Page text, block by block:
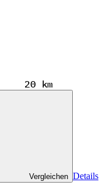
20 km
Vergleichen Details